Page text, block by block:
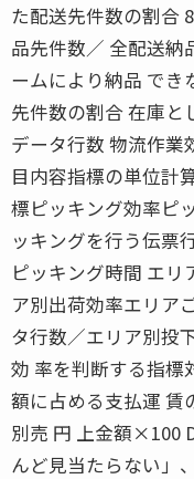
た配送先件数の割合
品先件数／ 全配送
ームにより納品 でき
先件数の割合 在庫と
データ行数 物流作業
目内容指標の単位計
標ピッキング効率ピ
ッキングを行う伝票
ピッキング時間 エリ
ア別出荷効率エリア
タ行数／エリア別投
効 率を判断する指標
額に占める支払運 賃
別売 円 上金額×100
んど見当たらない」